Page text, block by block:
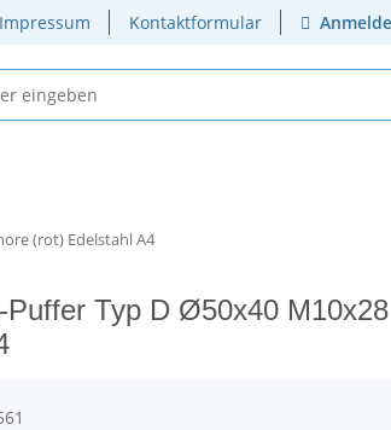
Impressum Kontaktformular
(rot) Edelstahl A4
Puffer Typ D Ø50x40